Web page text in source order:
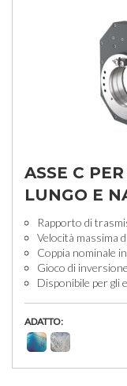
ASSE C
LUNGO E
Rapporto di
Velocità massima
Coppia nominale
Gioco di
Disponibile per gli
ADATTO: